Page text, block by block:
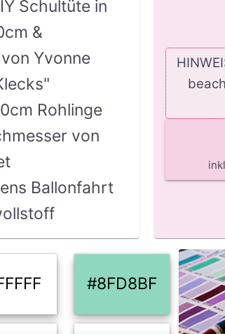
Schultüte in
&
Yvonne
Rohlinge
von
Ballonfahrt
#8FD8BF